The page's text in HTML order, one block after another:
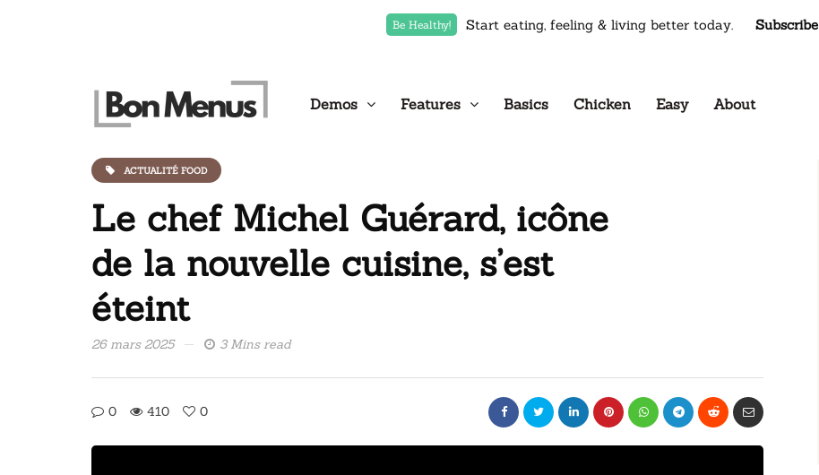
Be Healthy! Start eating, feeling & living better today. Subscribe
Demos Features Basics Chicken Easy About
ACTUALITÉ FOOD
Le chef Michel Guérard, icône
de la nouvelle cuisine, s’est
éteint
26 mars 2025 3 Mins read
0 410 0